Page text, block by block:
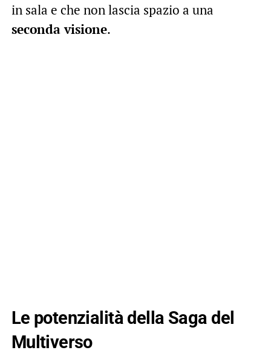
in sala e che non lascia spazio a una
seconda visione.
Le potenzialità della Saga del
Multiverso